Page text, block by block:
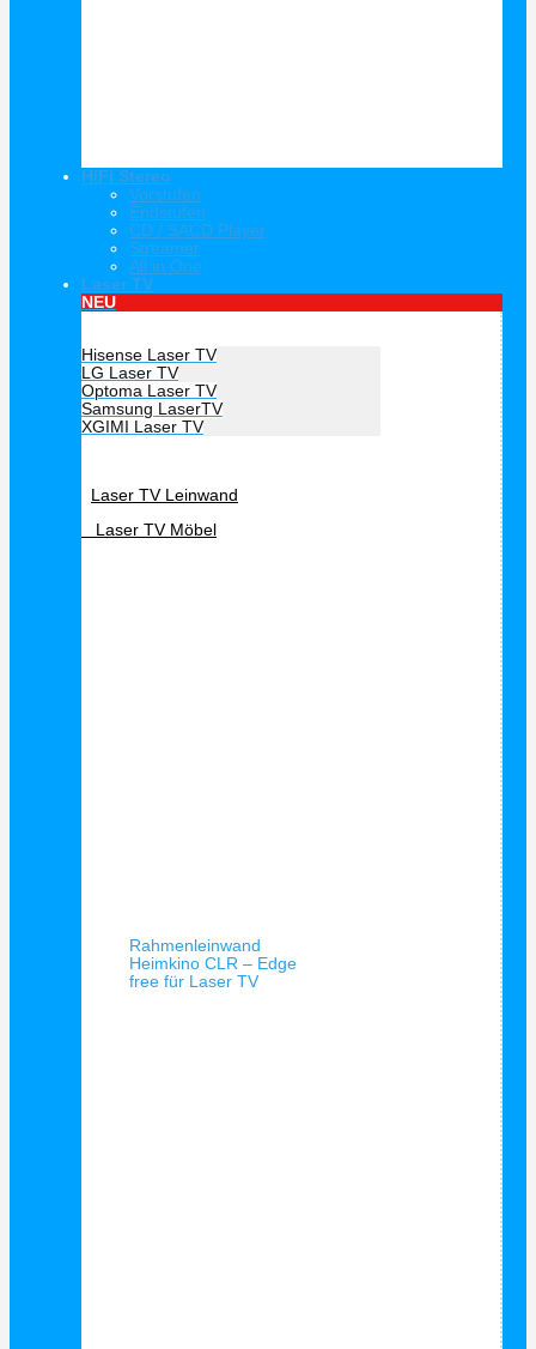
HiFi Stereo
Vorstufen
Endstufen
CD / SACD Player
Streamer
All in One
Laser TV
NEU
Hisense Laser TV
LG Laser TV
Optoma Laser TV
Samsung LaserTV
XGIMI Laser TV
Laser TV Leinwand
Laser TV Möbel
Rahmenleinwand
Heimkino CLR – Edge
free für Laser TV